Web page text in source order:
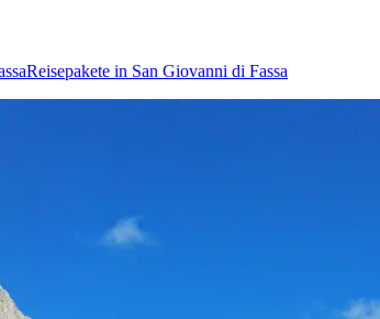
Reisepakete in San Giovanni di Fassa